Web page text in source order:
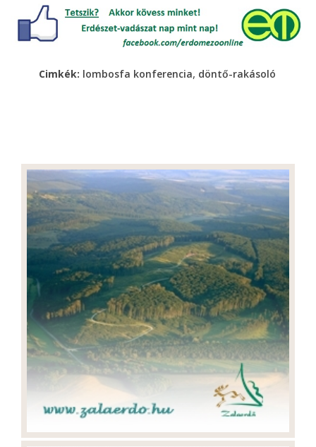
Cimkék: lombosfa konferencia, döntő-rakásoló